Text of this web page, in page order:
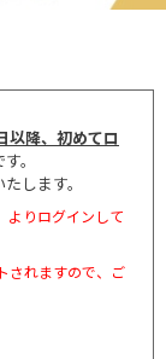
以降、初めてロ
。
します。
よりログインして
されますので、ご